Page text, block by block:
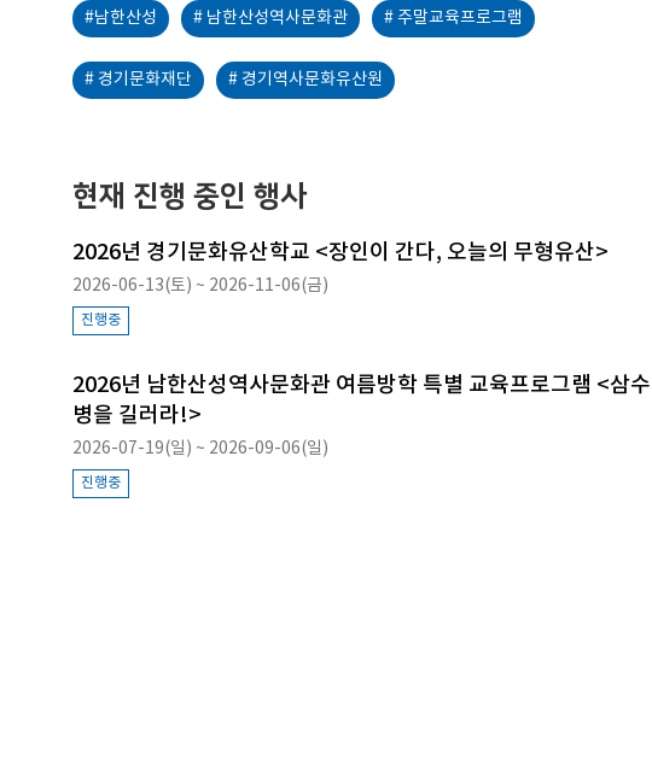
#남한산성 # 남한산성역사문화관 # 주말교육프로그램
# 경기문화재단 # 경기역사문화유산원
현재 진행 중인 행사
2026년 경기문화유산학교 <장인이 간다, 오늘의 무형유산>
2026-06-13(토) ~ 2026-11-06(금)
진행중
2026년 남한산성역사문화관 여름방학 특별 교육프로그램 <삼수
병을 길러라!>
2026-07-19(일) ~ 2026-09-06(일)
진행중